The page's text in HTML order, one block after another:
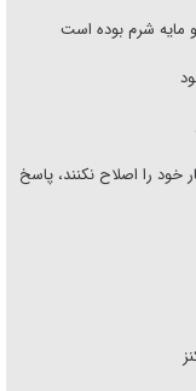
مایه شرم بوده است
خود را اصلاح نکنند، پاسخ